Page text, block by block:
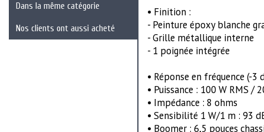
Dans la même catégorie
Nos clients ont aussi acheté
• Finition :
- Peinture époxy blanche
- Grille métallique interne
- 1 poignée intégrée
• Réponse en fréquence (-3
• Puissance : 100 W RMS /
• Impédance : 8 ohms
• Sensibilité 1 W/1 m : 93
• Boomer : 6,5 pouces